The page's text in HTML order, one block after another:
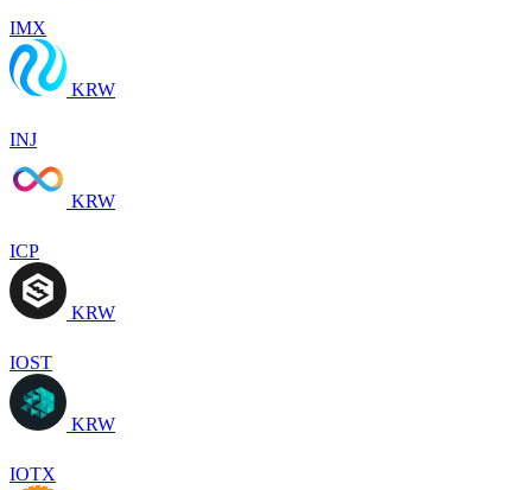
IMX
KRW
INJ
KRW
ICP
KRW
IOST
KRW
IOTX